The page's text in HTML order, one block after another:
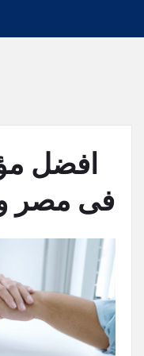
افضل
فى مصر